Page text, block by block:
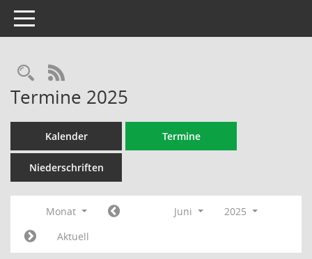
Toggle navigation
Rechercheauswahl
RSS-Feed
Termine 2025
Kalender Termine
Niederschriften
Monat Juni
2025
Aktuell